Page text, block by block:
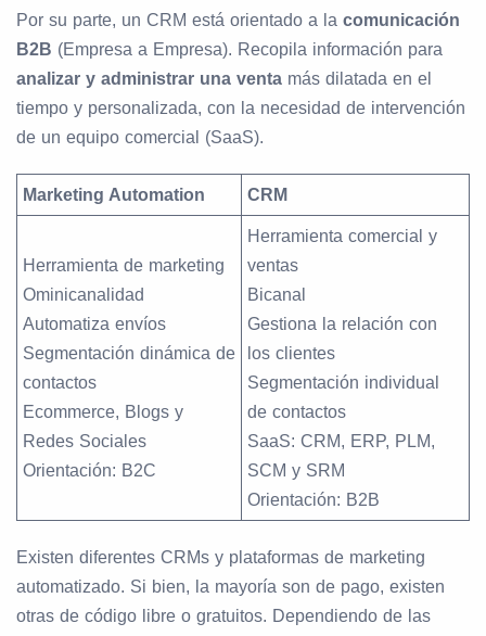
Por su parte, un CRM está orientado a la comunicación
B2B (Empresa a Empresa). Recopila información para
analizar y administrar una venta más dilatada en el
tiempo y personalizada, con la necesidad de intervención
de un equipo comercial (SaaS).
Marketing Automation CRM
Herramienta de marketing
Ominicanalidad
Automatiza envíos
Segmentación dinámica de
contactos
Ecommerce, Blogs y
Redes Sociales
Orientación: B2C
Herramienta comercial y
ventas
Bicanal
Gestiona la relación con
los clientes
Segmentación individual
de contactos
SaaS: CRM, ERP, PLM,
SCM y SRM
Orientación: B2B
Existen diferentes CRMs y plataformas de marketing
automatizado. Si bien, la mayoría son de pago, existen
otras de código libre o gratuitos. Dependiendo de las